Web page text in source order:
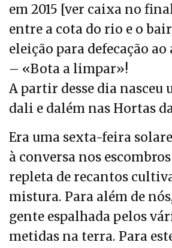
em 2015 [ver caixa no
entre a cota do rio e o
eleição para defecação
– «Bota a limpar»!
A partir desse dia nasceu
dali e dalém nas Hortas
Era uma sexta-feira
à conversa nos
repleta de recantos
mistura. Para além de
gente espalhada pelos
metidas na terra. Para